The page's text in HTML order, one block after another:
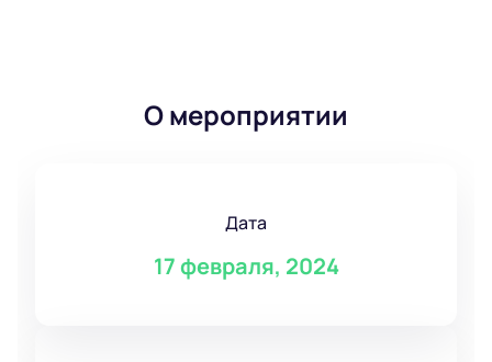
О мероприятии
Дата
17 февраля, 2024